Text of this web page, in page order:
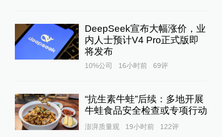
DeepSeek宣布大幅涨价，业
内人士预计V4 Pro正式版即
将发布
10%公司 16小时前 69评
“抗生素牛蛙”后续：多地开展
牛蛙食品安全检查或专项行动
澎湃质量观 19小时前 122评